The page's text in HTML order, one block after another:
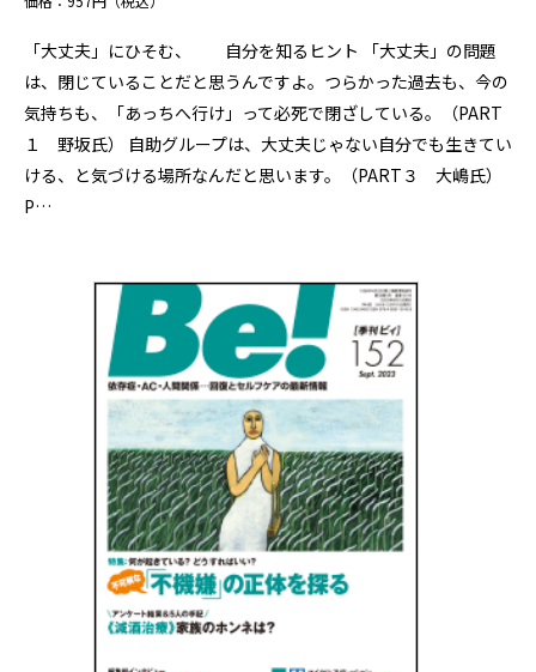
「大丈夫」にひそむ、 自分を知るヒント 「大丈夫」の問題
は、閉じていることだと思うんですよ。つらかった過去も、今の
気持ちも、「あっちへ行け」って必死で閉ざしている。（PART
１ 野坂氏） 自助グループは、大丈夫じゃない自分でも生きてい
ける、と気づける場所なんだと思います。（PART３ 大嶋氏）
P…